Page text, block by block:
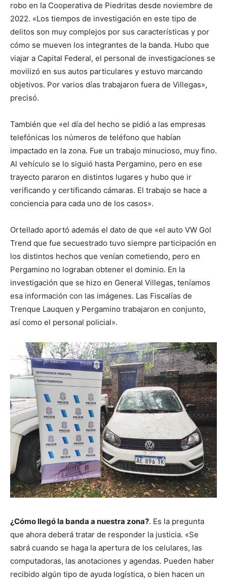
robo en la Cooperativa de Piedritas desde noviembre de
2022. «Los tiempos de investigación en este tipo de
delitos son muy complejos por sus características y por
cómo se mueven los integrantes de la banda. Hubo que
viajar a Capital Federal, el personal de investigaciones se
movilizó en sus autos particulares y estuvo marcando
objetivos. Por varios días trabajaron fuera de Villegas»,
precisó.
También que «el día del hecho se pidió a las empresas
telefónicas los números de teléfono que habían
impactado en la zona. Fue un trabajo minucioso, muy fino.
Al vehículo se lo siguió hasta Pergamino, pero en ese
trayecto pararon en distintos lugares y hubo que ir
verificando y certificando cámaras. El trabajo se hace a
conciencia para cada uno de los casos».
Ortellado aportó además el dato de que «el auto VW Gol
Trend que fue secuestrado tuvo siempre participación en
los distintos hechos que venían cometiendo, pero en
Pergamino no lograban obtener el dominio. En la
investigación que se hizo en General Villegas, teníamos
esa información con las imágenes. Las Fiscalías de
Trenque Lauquen y Pergamino trabajaron en conjunto,
así como el personal policial».
¿Cómo llegó la banda a nuestra zona?. Es la pregunta
que ahora deberá tratar de responder la justicia. «Se
sabrá cuando se haga la apertura de los celulares, las
computadoras, las anotaciones y agendas. Pueden haber
recibido algún tipo de ayuda logística, o bien hacen un